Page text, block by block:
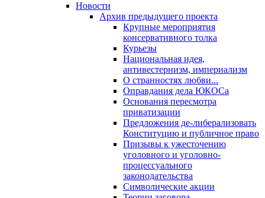
Новости
Архив предыдущего проекта
Крупные мероприятия
консервативного толка
Курьезы
Национальная идея,
антивестернизм, империализм
О странностях любви...
Оправдания дела ЮКОСа
Основания пересмотра
приватизации
Предложения де-либерализовать
Конституцию и публичное право
Призывы к ужесточению
уголовного и уголовно-
процессуального
законодательства
Символические акции